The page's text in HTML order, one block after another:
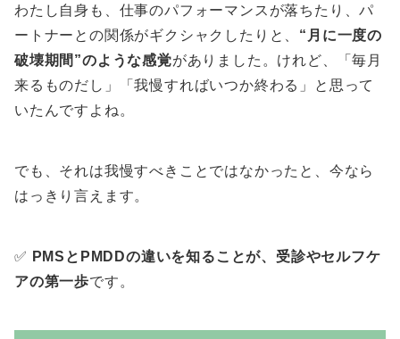
わたし自身も、仕事のパフォーマンスが落ちたり、パ
ートナーとの関係がギクシャクしたりと、 “月に一度の
破壊期間”のような感覚がありました。けれど、「毎月
来るものだし」「我慢すればいつか終わる」と思って
いたんですよね。
でも、それは我慢すべきことではなかったと、今なら
はっきり言えます。
✅ PMSとPMDDの違いを知ることが、受診やセルフケ
アの第一歩です。